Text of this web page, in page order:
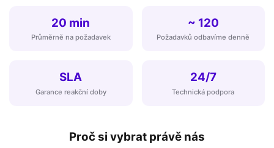
20 min
Průměrně na požadavek
~ 120
Požadavků odbavíme denně
SLA
Garance reakční doby
24/7
Technická podpora
Proč si vybrat právě nás